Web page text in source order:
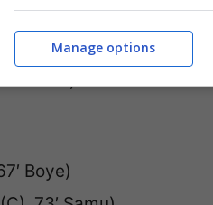
56′ Dovbyk, 61′ Garcia
C.)
Boye)
Manage options